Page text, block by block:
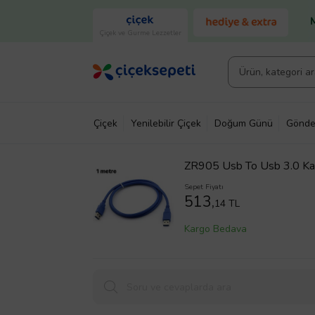
Çiçek ve Gurme Lezzetler
Çiçek Yenilebilir Çiçek Doğum Günü
ZR905 Usb To Usb 3.0
Sepet Fiyatı
513,14 TL
Kargo Bedava